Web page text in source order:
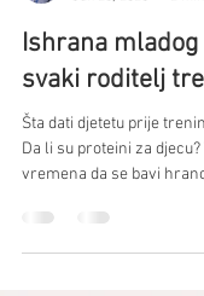
Almir Maljevic
2
Ishrana mladog
svaki roditelj
Šta dati djetetu prije
Da li su proteini za